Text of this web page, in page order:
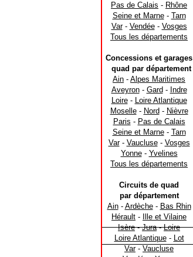
Pas de Calais - Rhône
Seine et Marne- Tarn
Var- Vendée- Vosges
Tous les départements
Concessions et garages
quad par département
Ain - Alpes Maritimes
Aveyron- Gard - Indre
Loire- Loire Atlantique
Moselle- Nord - Nièvre
Paris - Pas de Calais
Seine et Marne- Tarn
Var- Vaucluse- Vosges
Yonne- Yvelines
Tous les départements
Circuits de quad
par département
Ain- Ardèche- Bas Rhin
Hérault -
Ille et Vilaine
Isère-Jura-Loire
Loire Atlantique- Lot
Var- Vaucluse